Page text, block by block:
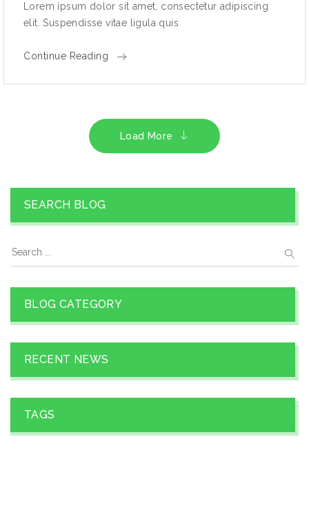
Lorem ipsum dolor sit amet, consectetur adipiscing
elit. Suspendisse vitae ligula quis
Continue Reading
Load More
SEARCH BLOG
BLOG CATEGORY
RECENT NEWS
TAGS